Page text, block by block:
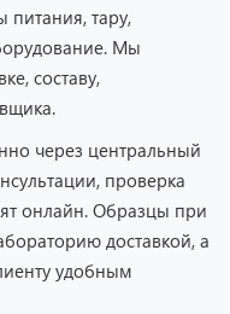
питания, тару,
Мы
составу,
через центральный
проверка
онлайн. Образцы при
доставкой, а
удобным